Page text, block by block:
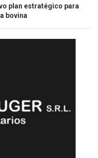
plan estratégico para
bovina